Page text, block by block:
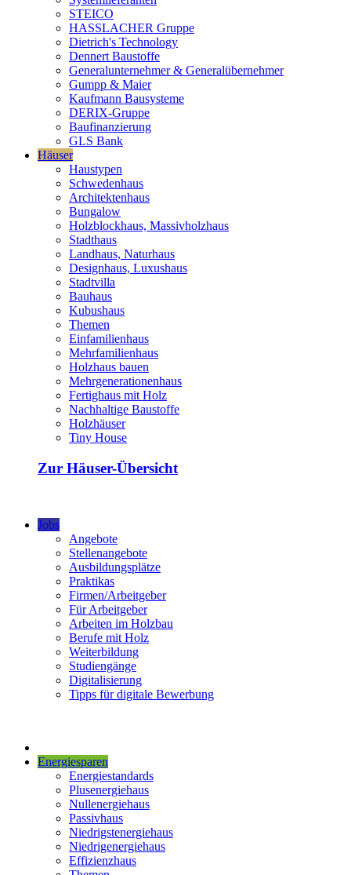
STEICO
HASSLACHER Gruppe
Dietrich's Technology
Dennert Baustoffe
Generalunternehmer & Generalübernehmer
Gumpp & Maier
Kaufmann Bausysteme
DERIX-Gruppe
Baufinanzierung
GLS Bank
Häuser
Haustypen
Schwedenhaus
Architektenhaus
Bungalow
Holzblockhaus, Massivholzhaus
Stadthaus
Landhaus, Naturhaus
Designhaus, Luxushaus
Stadtvilla
Bauhaus
Kubushaus
Themen
Einfamilienhaus
Mehrfamilienhaus
Holzhaus bauen
Mehrgenerationenhaus
Fertighaus mit Holz
Nachhaltige Baustoffe
Holzhäuser
Tiny House
Zur Häuser-Übersicht
Jobs
Angebote
Stellenangebote
Ausbildungsplätze
Praktikas
Firmen/Arbeitgeber
Für Arbeitgeber
Arbeiten im Holzbau
Berufe mit Holz
Weiterbildung
Studiengänge
Digitalisierung
Tipps für digitale Bewerbung
Energiesparen
Energiestandards
Plusenergiehaus
Nullenergiehaus
Passivhaus
Niedrigstenergiehaus
Niedrigenergiehaus
Effizienzhaus